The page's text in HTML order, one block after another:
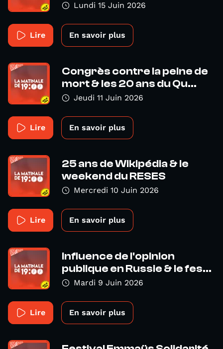
Lundi 15 Juin 2026
Lire En savoir plus
Congrès contre la peine de
mort & les 20 ans du Qu...
Jeudi 11 Juin 2026
Lire En savoir plus
25 ans de Wikipédia & le
weekend du RESES
Mercredi 10 Juin 2026
Lire En savoir plus
Influence de l'opinion
publique en Russie & le fes...
Mardi 9 Juin 2026
Lire En savoir plus